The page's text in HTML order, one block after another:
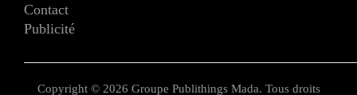
Contact
Publicité
Copyright © 2026 Groupe Publithings Mada. Tous droits